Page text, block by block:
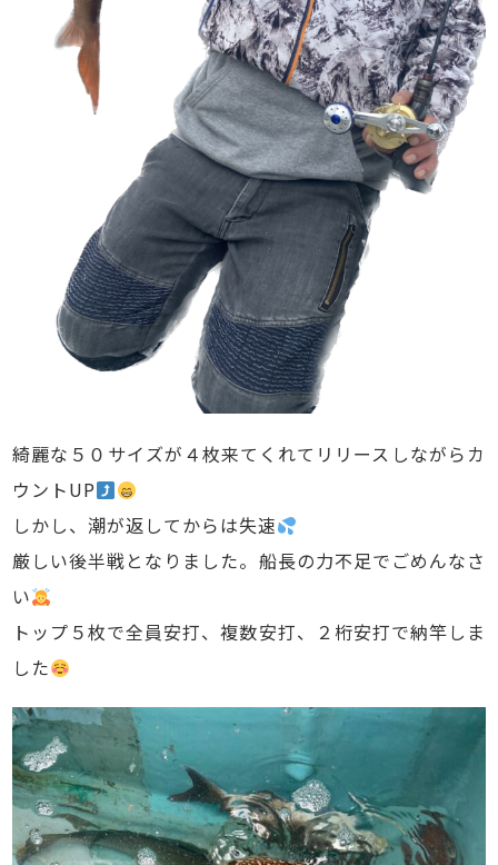
綺麗な５０サイズが４枚来てくれてリリースしながらカ
ウントUP
しかし、潮が返してからは失速
厳しい後半戦となりました。船長の力不足でごめんなさ
い
トップ５枚で全員安打、複数安打、２桁安打で納竿しま
した